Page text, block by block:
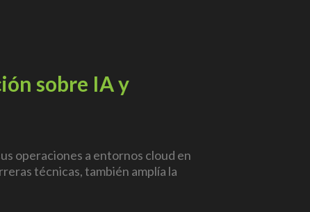
sobre IA y
operaciones a entornos cloud en
técnicas, también amplía la